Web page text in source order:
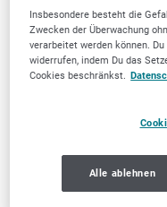
5
Insbesondere besteht die
Zwecken der Überwachung
verarbeitet werden können.
widerrufen, indem Du das
Cookies beschränkst.
Alle ablehnen